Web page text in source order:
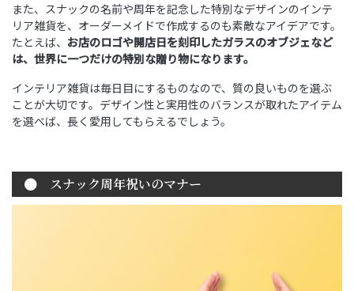
また、スナックの名前や周年を記念した特別なデザインのインテ
リア雑貨を、オーダーメイドで作成するのも素敵なアイデアです。
たとえば、 お店のロゴや開店日を刻印したガラスのオブジェなど
は、世界に一つだけの特別な贈り物になります。
インテリア雑貨は毎日目にするものなので、質の良いものを選ぶ
ことが大切です。デザイン性と実用性のバランスが取れたアイテム
を選べば、長く愛用してもらえるでしょう。
スナック周年祝いのマナー